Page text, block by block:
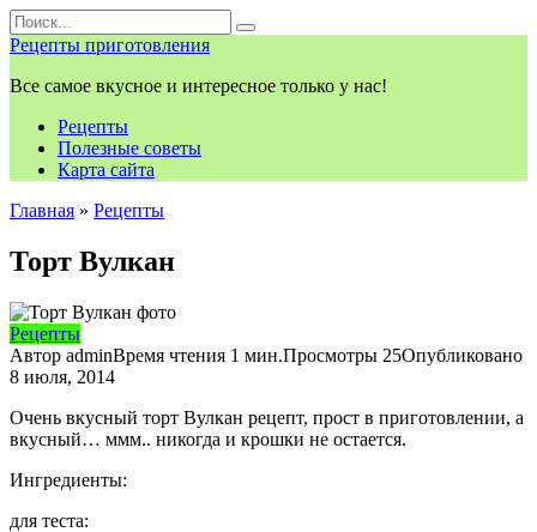
Перейти
к
контенту
Search
for:
Рецепты приготовления
Все самое вкусное и интересное только у нас!
Рецепты
Полезные советы
Карта сайта
Главная » Рецепты
Торт Вулкан
Рецепты
Автор adminВремя чтения 1 мин.Просмотры 25Опубликовано
8 июля, 2014
Очень вкусный торт Вулкан рецепт, прост в приготовлении, а
вкусный… ммм.. никогда и крошки не остается.
Ингредиенты:
для теста: